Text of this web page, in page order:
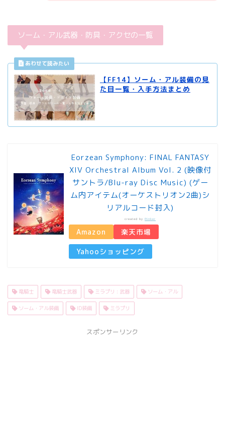
ソーム・アル武器・防具・アクセの一覧
【FF14】ソーム・アル装備の見
た目一覧・入手方法まとめ
Eorzean Symphony: FINAL FANTASY
XIV Orchestral Album Vol. 2 (映像付
サントラ/Blu-ray Disc Music) (ゲー
ム内アイテム(オーケストリオン2曲)シ
リアルコード封入)
created by Rinker
Amazon 楽天市場
Yahooショッピング
竜騎士 竜騎士武器 ミラプリ : 武器 ソーム・アル
ソーム・アル装備 ID装備 ミラプリ
スポンサーリンク